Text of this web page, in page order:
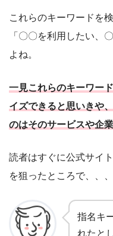
これらのキーワードを
「〇〇を利用したい、
よね。
一見これらのキーワー
イズできると思いきや
のはそのサービスや企
読者はすぐに公式サイ
を狙ったところで、、
指名キ
れたと